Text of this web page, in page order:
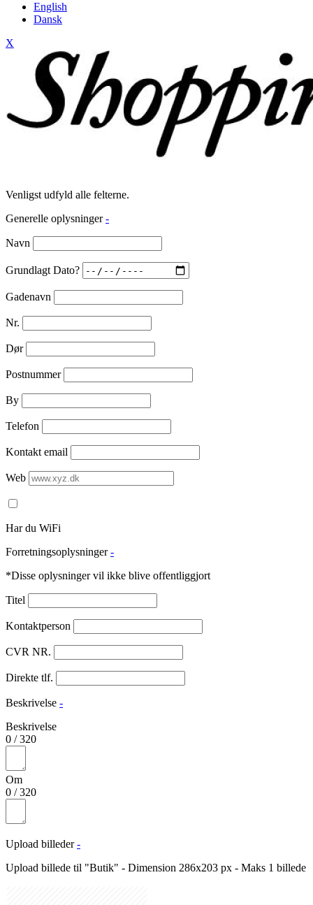
English
Dansk
X
Venligst udfyld alle felterne.
Generelle oplysninger -
Navn
Grundlagt Dato?
Gadenavn
Nr.
Dør
Postnummer
By
Telefon
Kontakt email
Web
Har du WiFi
Forretningsoplysninger -
*Disse oplysninger vil ikke blive offentliggjort
Titel
Kontaktperson
CVR NR.
Direkte tlf.
Beskrivelse -
Beskrivelse
0 /320
Om
0 /320
Upload billeder -
Upload billede til "Butik" - Dimension 286x203 px - Maks 1 billede